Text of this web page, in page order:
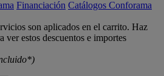
Financiación Catálogos Conforama
son aplicados en el carrito. Haz
ver estos descuentos e importes